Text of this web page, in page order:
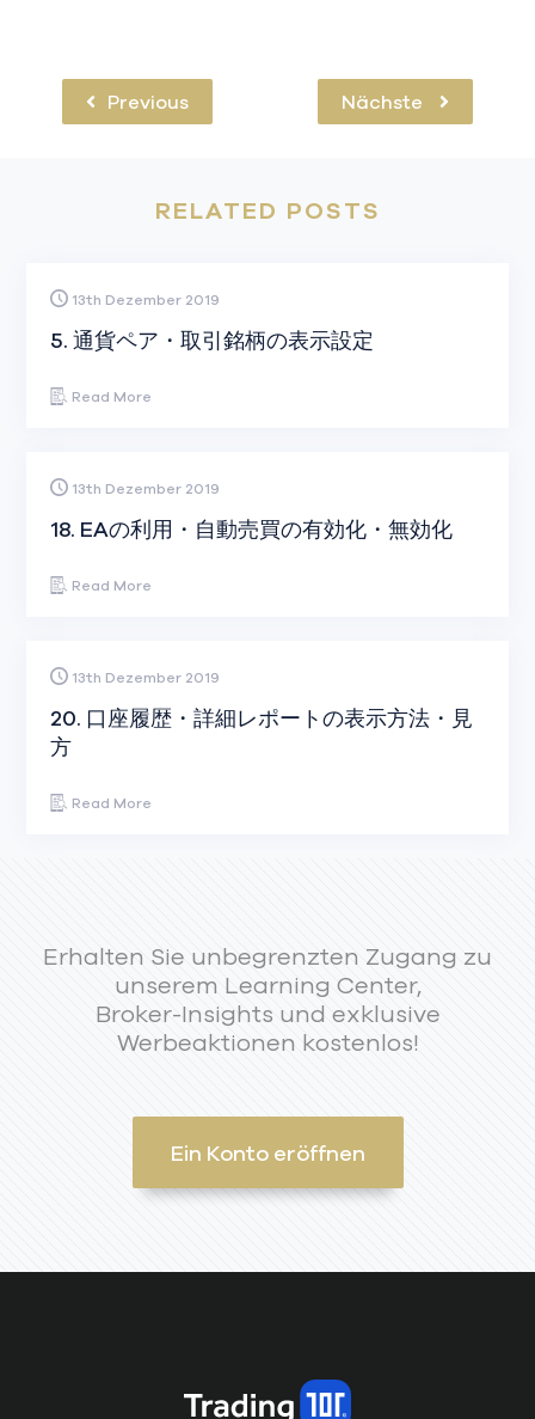
Previous Nächste
RELATED POSTS
13th Dezember 2019
5. 通貨ペア・取引銘柄の表示設定
Read More
13th Dezember 2019
18. EAの利用・自動売買の有効化・無効化
Read More
13th Dezember 2019
20. 口座履歴・詳細レポートの表示方法・見
方
Read More
Erhalten Sie unbegrenzten Zugang zu
unserem Learning Center,
Broker-Insights und exklusive
Werbeaktionen kostenlos!
Ein Konto eröffnen